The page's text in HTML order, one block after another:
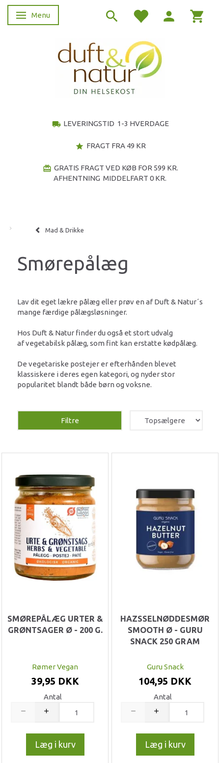
Skifte navigation
Menu
local_shipping LEVERINGSTID 1-3 HVERDAGE
star FRAGT FRA 49 KR
redeem GRATIS FRAGT VED KØB FOR 599 KR.
AFHENTNING MIDDELFART 0 KR.
Mad & Drikke
Smørepålæg
Lav dit eget lækre pålæg eller prøv en af Duft & Natur´s
mange færdige pålægsløsninger.
Hos Duft & Natur finder du også et stort udvalg
af vegetabilsk pålæg, som fint kan erstatte kødpålæg.
De vegetariske postejer er efterhånden blevet
klassiskere i deres egen kategori, og nyder stor
popularitet blandt både børn og voksne.
Filtre
SMØREPÅLÆG URTER &
GRØNTSAGER Ø - 200 G.
Rømer Vegan
39,95 DKK
Antal
Læg i kurv
HAZSSELNØDDESMØR
SMOOTH Ø - GURU
SNACK 250 GRAM
Guru Snack
104,95 DKK
Antal
Læg i kurv